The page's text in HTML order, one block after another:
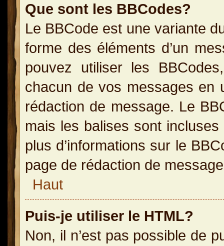
Que sont les BBCodes?
Le BBCode est une variante
forme des éléments d’un
pouvez utiliser les
chacun de vos messages en
rédaction de message. Le
mais les balises sont
plus d’informations sur le
page de rédaction de
Haut
Puis-je utiliser le HTML?
Non, il n’est pas possible de